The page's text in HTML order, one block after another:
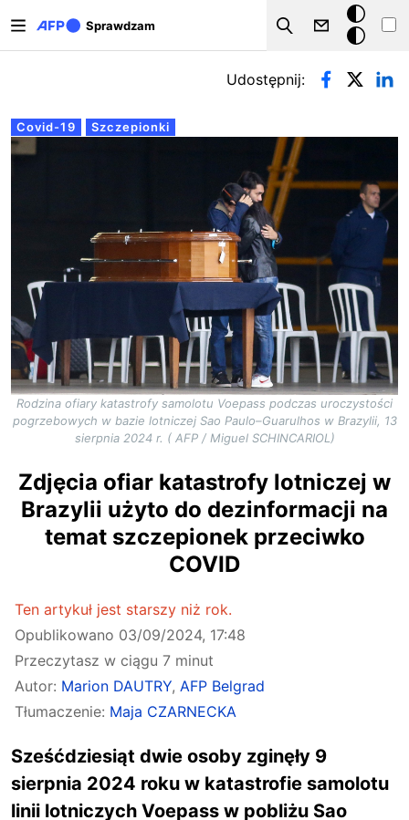
Sprawdzam
Szukaj
Tryb
ciemny
Zakładki podstawowe
Covid-19 Szczepionki
Udostępnij:
Rodzina ofiary katastrofy samolotu Voepass podczas uroczystości
pogrzebowych w bazie lotniczej Sao Paulo–Guarulhos w Brazylii, 13
sierpnia 2024 r. ( AFP / Miguel SCHINCARIOL)
Zdjęcia ofiar katastrofy lotniczej w
Brazylii użyto do dezinformacji na
temat szczepionek przeciwko
COVID
Ten artykuł jest starszy niż rok.
Opublikowano 03/09/2024, 17:48
Przeczytasz w ciągu 7 minut
Autor: Marion DAUTRY, AFP Belgrad
Tłumaczenie: Maja CZARNECKA
Sześćdziesiąt dwie osoby zginęły 9
sierpnia 2024 roku w katastrofie samolotu
linii lotniczych Voepass w pobliżu Sao